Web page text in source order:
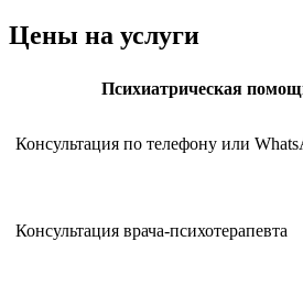
Цены на услуги
Психиатрическая
Консультация по телефону или
Консультация врача-психотерапевта